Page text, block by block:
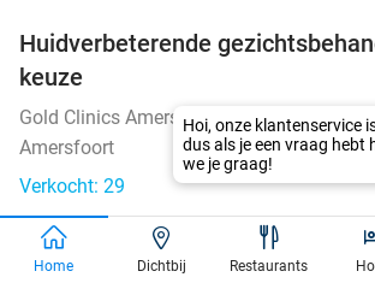
Huidverbeterende
keuze
Gold Clinics Amersfoort
Amersfoort
Verkocht: 29
Home Dichtbij Restaurants